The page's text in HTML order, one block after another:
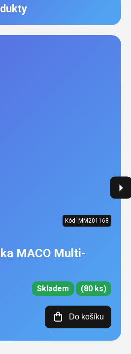
Kód: MM201168
MACO Multi-
Skladem (80 ks)
Do košíku